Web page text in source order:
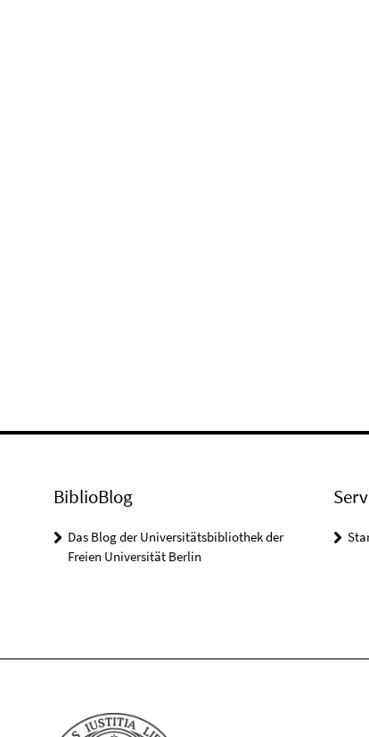
BiblioBlog
Das Blog der Universitätsbibliothek der
Freien Universität Berlin